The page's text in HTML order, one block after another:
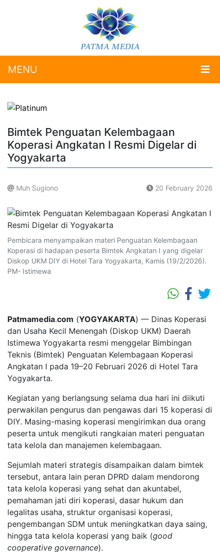
MENU
Bimtek Penguatan Kelembagaan
Koperasi Angkatan I Resmi Digelar di
Yogyakarta
Muh Sugiono 20 February 2026
Pembicara menyampaikan materi Penguatan Kelembagaan
Koperasi di hadapan peserta Bimtek Angkatan I yang digelar
Diskop UKM DIY di Hotel Tara Yogyakarta, Kamis (19/2/2026).
PM- Istimewa
Patmamedia.com (YOGYAKARTA) — Dinas Koperasi
dan Usaha Kecil Menengah (Diskop UKM) Daerah
Istimewa Yogyakarta resmi menggelar Bimbingan
Teknis (Bimtek) Penguatan Kelembagaan Koperasi
Angkatan I pada 19–20 Februari 2026 di Hotel Tara
Yogyakarta.
Kegiatan yang berlangsung selama dua hari ini diikuti
perwakilan pengurus dan pengawas dari 15 koperasi di
DIY. Masing-masing koperasi mengirimkan dua orang
peserta untuk mengikuti rangkaian materi penguatan
tata kelola dan manajemen kelembagaan.
Sejumlah materi strategis disampaikan dalam bimtek
tersebut, antara lain peran DPRD dalam mendorong
tata kelola koperasi yang sehat dan akuntabel,
pemahaman jati diri koperasi, dasar hukum dan
legalitas usaha, struktur organisasi koperasi,
pengembangan SDM untuk meningkatkan daya saing,
hingga tata kelola koperasi yang baik (good
cooperative governance).